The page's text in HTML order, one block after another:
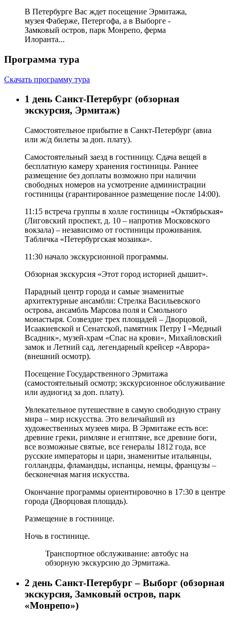
В Петербурге Вас ждет посещение Эрмитажа,
музея Фаберже, Петергофа, а в Выборге -
Замковый остров, парк Монрепо, ферма
Илоранта...
Программа тура
Скачать программу тура
1 день Санкт-Петербург (обзорная
экскурсия, Эрмитаж)
Самостоятельное прибытие в Санкт-Петербург (авиа
или ж/д билеты за доп. плату).
Самостоятельный заезд в гостиницу. Сдача вещей в
бесплатную камеру хранения гостиницы. Раннее
размещение без доплаты возможно при наличии
свободных номеров на усмотрение администрации
гостиницы (гарантированное размещение после 14:00).
11:15 встреча группы в холле гостиницы «Октябрьская»
(Лиговский проспект, д. 10 – напротив Московского
вокзала) – независимо от гостиницы проживания.
Табличка «Петербургская мозаика».
11:30 начало экскурсионной программы.
Обзорная экскурсия «Этот город историей дышит».
Парадный центр города и самые знаменитые
архитектурные ансамбли: Стрелка Васильевского
острова, ансамбль Марсова поля и Смольного
монастыря. Созвездие трех площадей – Дворцовой,
Исаакиевской и Сенатской, памятник Петру I «Медный
Всадник», музей-храм «Спас на крови», Михайловский
замок и Летний сад, легендарный крейсер «Аврора»
(внешний осмотр).
Посещение Государственного Эрмитажа
(самостоятельный осмотр; экскурсионное обслуживание
или аудиогид за доп. плату).
Увлекательное путешествие в самую свободную страну
мира – мир искусства. Это величайший из
художественных музеев мира. В Эрмитаже есть все:
древние греки, римляне и египтяне, все древние боги,
все возможные святые, все генералы 1812 года, все
русские императоры и цари, знаменитые итальянцы,
голландцы, фламандцы, испанцы, немцы, французы –
бесконечная магия искусства.
Окончание программы ориентировочно в 17:30 в центре
города (Дворцовая площадь).
Размещение в гостинице.
Ночь в гостинице.
Транспортное обслуживание: автобус на
обзорную экскурсию до Эрмитажа.
2 день Санкт-Петербург – Выборг (обзорная
экскурсия, Замковый остров, парк
«Монрепо»)